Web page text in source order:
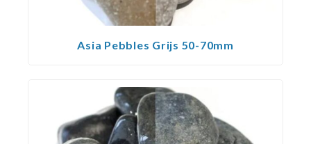
Asia Pebbles Grijs 50-70mm